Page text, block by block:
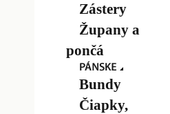
Zástery
Župany a
pončá
Bundy
Čiapky,